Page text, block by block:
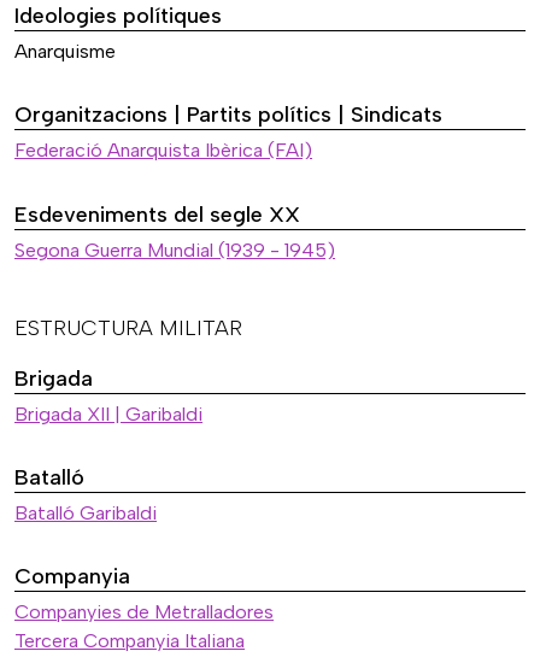
Ideologies polítiques
Anarquisme
Organitzacions | Partits polítics | Sindicats
Federació Anarquista Ibèrica (FAI)
Esdeveniments del segle XX
Segona Guerra Mundial (1939 - 1945)
ESTRUCTURA MILITAR
Brigada
Brigada XII | Garibaldi
Batalló
Batalló Garibaldi
Companyia
Companyies de Metralladores
Tercera Companyia Italiana